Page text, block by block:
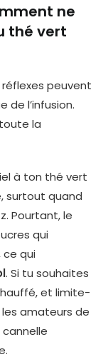
ne
thé vert
peuvent
de l’infusion.
la
à ton thé vert
surtout quand
Pourtant, le
qui
qui
. Si tu souhaites
et limite-
amateurs de